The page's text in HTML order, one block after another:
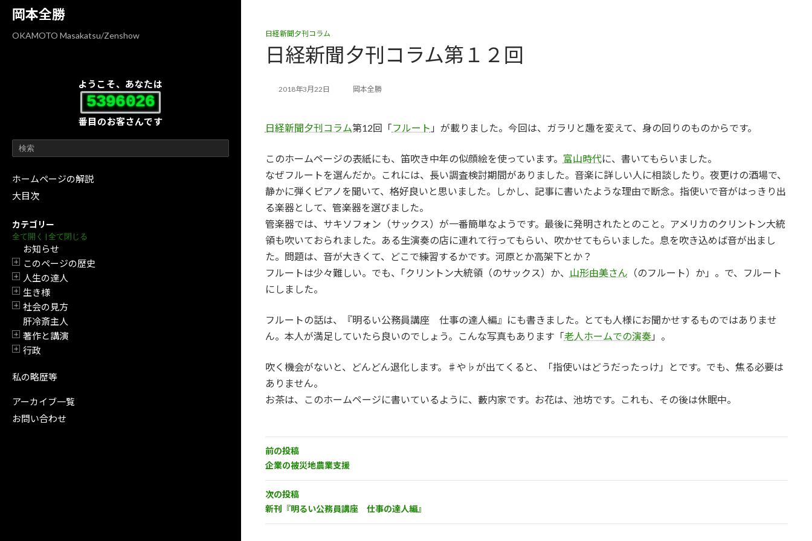
岡本全勝
OKAMOTO Masakatsu/Zenshow
ようこそ、あなたは
5396026
番目のお客さんです
ホームページの解説
大目次
カテゴリー
全て開く | 全て閉じる
お知らせ
開閉
このページの歴史
開閉
人生の達人
開閉
生き様
開閉
社会の見方
肝冷斎主人
開閉
著作と講演
開閉
行政
私の略歴等
アーカイブ一覧
お問い合わせ
日経新聞夕刊コラム
日経新聞夕刊コラム第１２回
2018年3月22日 岡本全勝
日経新聞夕刊コラム第12回「フルート 」が載りました。今回は、ガラリと趣を変えて、身の回りのものからです。
このホームページの表紙にも、笛吹き中年の似顔絵を使っています。 富山時代に、書いてもらいました。
なぜフルートを選んだか。これには、長い調査検討期間がありました。音楽に詳しい人に相談したり。夜更けの酒場で、
静かに弾くピアノを聞いて、格好良いと思いました。しかし、記事に書いたような理由で断念。指使いで音がはっきり出
る楽器として、管楽器を選びました。
管楽器では、サキソフォン（サックス）が一番簡単なようです。最後に発明されたとのこと。アメリカのクリントン大統
領も吹いておられました。ある生演奏の店に連れて行ってもらい、吹かせてもらいました。息を吹き込めば音が出まし
た。問題は、音が大きくて、どこで練習するかです。河原とか高架下とか？
フルートは少々難しい。でも、｢クリントン大統領（のサックス）か、 山形由美さん （のフルート）か」。で、フルート
にしました。
フルートの話は、『明るい公務員講座 仕事の達人編』にも書きました。とても人様にお聞かせするものではありませ
ん。本人が満足していたら良いのでしょう。こんな写真もあります「老人ホームでの演奏」。
吹く機会がないと、どんどん退化します。♯や♭が出てくると、「指使いはどうだったっけ」とです。でも、焦る必要は
ありません。
お茶は、このホームページに書いているように、藪内家です。お花は、池坊です。これも、その後は休眠中。
前の投稿
企業の被災地農業支援
次の投稿
新刊『明るい公務員講座 仕事の達人編』